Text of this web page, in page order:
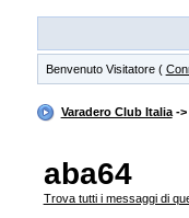
Benvenuto Visitatore (
Varadero Club Italia->
aba64
Trova tutti i messaggi di